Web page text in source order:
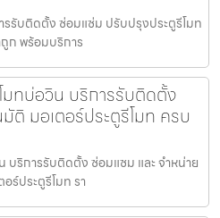
รรับติดตั้ง ซ่อมแซ่ม ปรับปรุงประตูรีโมท
ก พร้อมบริการ
มทบ่อวิน บริการรับติดตั้ง
ติ มอเตอร์ประตูรีโมท ครบ
บริการรับติดตั้ง ซ่อมแซม และ จำหน่าย
ร์ประตูรีโมท รา